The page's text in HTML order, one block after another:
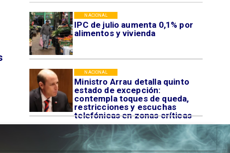
IPC de julio aumenta 0,1% por
alimentos y vivienda
NACIONAL
Ministro Arrau detalla quinto
estado de excepción:
contempla toques de queda,
restricciones y escuchas
telefónicas en zonas críticas
NACIONAL